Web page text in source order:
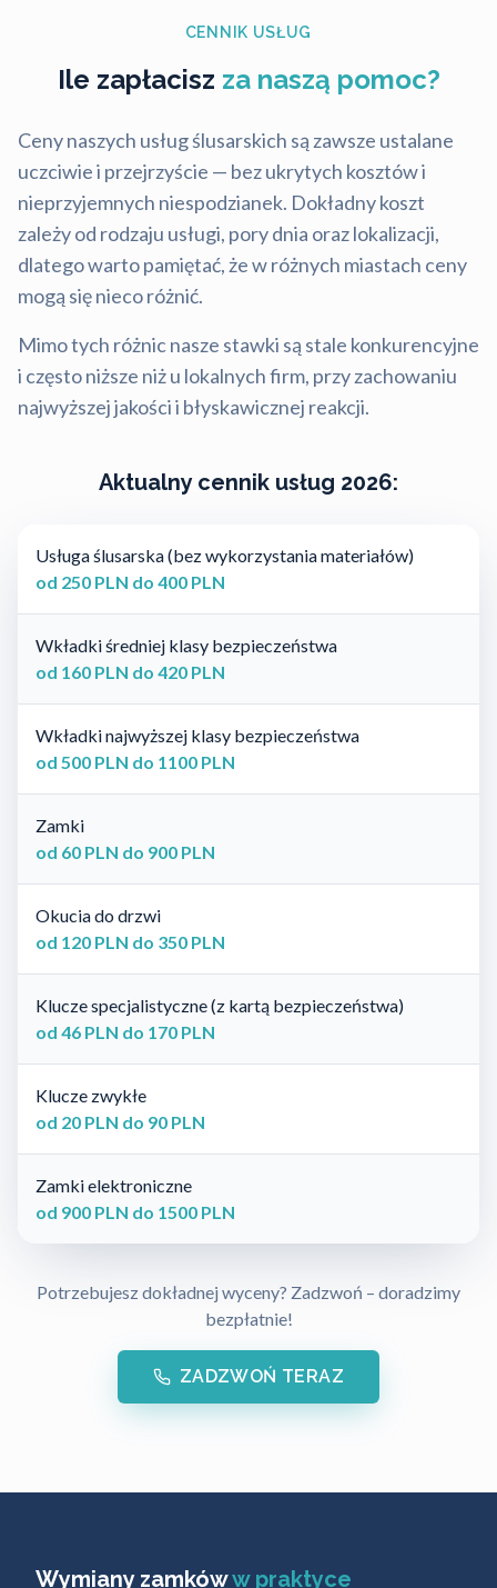
CENNIK USŁUG
Ile zapłacisz za naszą pomoc?
Ceny naszych usług ślusarskich są zawsze ustalane
uczciwie i przejrzyście — bez ukrytych kosztów i
nieprzyjemnych niespodzianek. Dokładny koszt
zależy od rodzaju usługi, pory dnia oraz lokalizacji,
dlatego warto pamiętać, że w różnych miastach ceny
mogą się nieco różnić.
Mimo tych różnic nasze stawki są stale konkurencyjne
i często niższe niż u lokalnych firm, przy zachowaniu
najwyższej jakości i błyskawicznej reakcji.
Aktualny cennik usług 2026:
Usługa ślusarska (bez wykorzystania materiałów)
od 250 PLN do 400 PLN
Wkładki średniej klasy bezpieczeństwa
od 160 PLN do 420 PLN
Wkładki najwyższej klasy bezpieczeństwa
od 500 PLN do 1100 PLN
Zamki
od 60 PLN do 900 PLN
Okucia do drzwi
od 120 PLN do 350 PLN
Klucze specjalistyczne (z kartą bezpieczeństwa)
od 46 PLN do 170 PLN
Klucze zwykłe
od 20 PLN do 90 PLN
Zamki elektroniczne
od 900 PLN do 1500 PLN
Potrzebujesz dokładnej wyceny? Zadzwoń – doradzimy
bezpłatnie!
ZADZWOŃ TERAZ
Wymiany zamkóww praktyce